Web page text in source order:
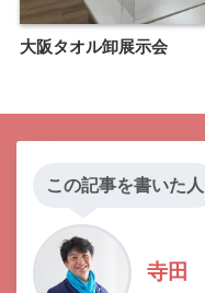
大阪タオル卸展示会
この記事を書いた人
寺田